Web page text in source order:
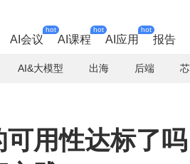
AI会议
hot
AI课程
hot
AI应用
hot
报告
AI&大模型 出海 后端
用性达标了